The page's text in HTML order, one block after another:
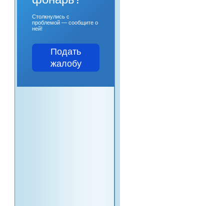
Столкнулись с
проблемой — сообщите о
ней!
Подать
жалобу